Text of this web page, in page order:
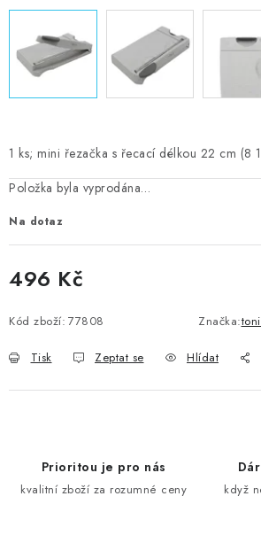
1 ks; mini řezačka s řecací délkou 22 cm (8
Položka byla vyprodána…
Na dotaz
496 Kč
Kód zboží: 77808 Značka:
Tisk Zeptat se Hlídat
Prioritou je pro nás
kvalitní zboží za rozumné ceny
když